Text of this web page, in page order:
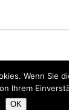
. Theme byColorlib
Wenn Sie
Ihrem
OK